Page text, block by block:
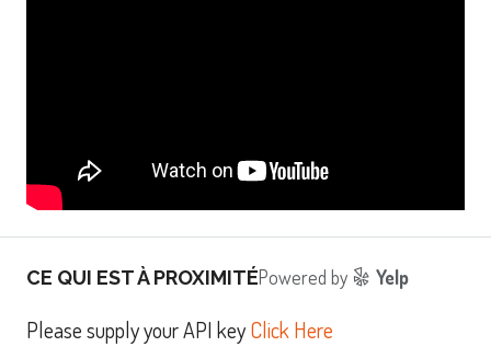
CE QUI EST À PROXIMITÉPowered by Yelp
Please supply your API keyClick Here